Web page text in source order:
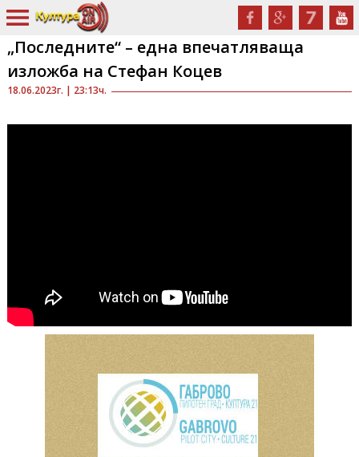
18.06.2023г. | 23:13ч.
„Последните“ – една впечатляваща
изложба на Стефан Коцев